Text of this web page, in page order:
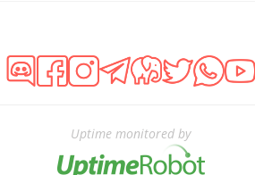
Uptime monitored by